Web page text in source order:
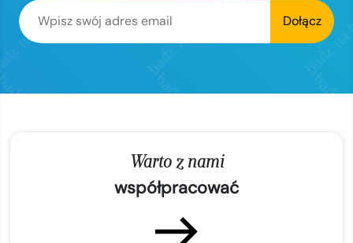
Dołącz
Warto z nami
współpracować